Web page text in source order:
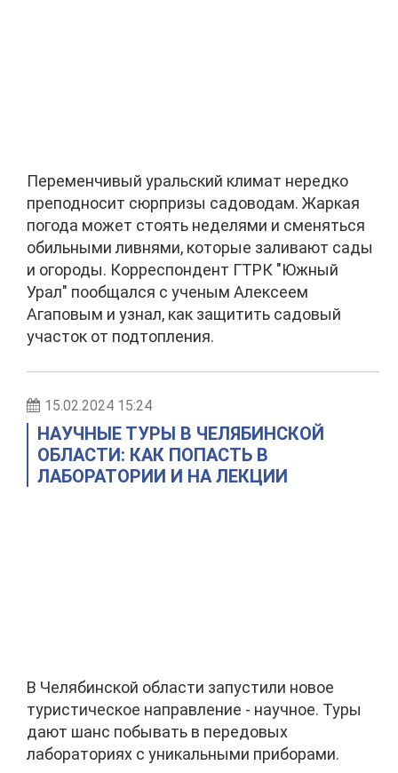
Переменчивый уральский климат нередко
преподносит сюрпризы садоводам. Жаркая
погода может стоять неделями и сменяться
обильными ливнями, которые заливают сады
и огороды. Корреспондент ГТРК "Южный
Урал" пообщался с ученым Алексеем
Агаповым и узнал, как защитить садовый
участок от подтопления.
15.02.2024 15:24
НАУЧНЫЕ ТУРЫ В ЧЕЛЯБИНСКОЙ
ОБЛАСТИ: КАК ПОПАСТЬ В
ЛАБОРАТОРИИ И НА ЛЕКЦИИ
В Челябинской области запустили новое
туристическое направление - научное. Туры
дают шанс побывать в передовых
лабораториях с уникальными приборами.